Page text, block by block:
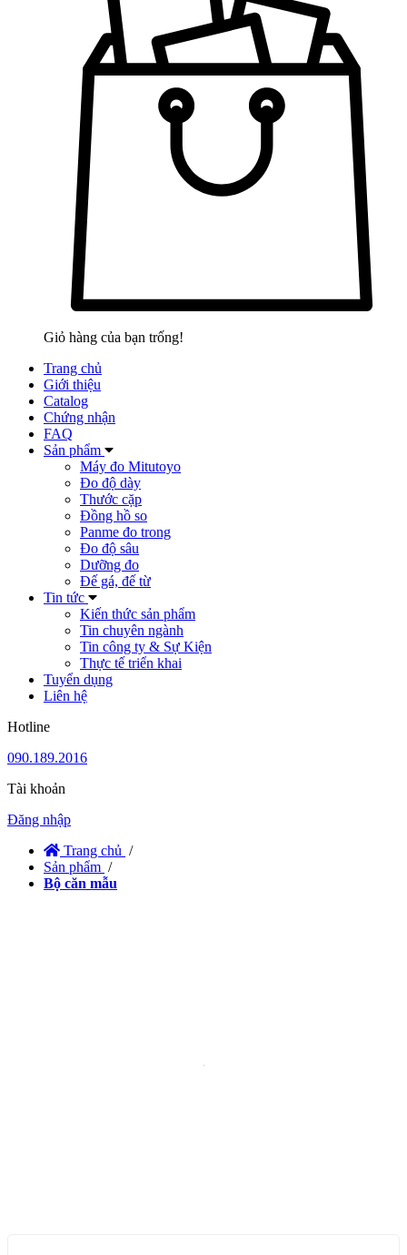
Giỏ hàng của bạn trống!
Trang chủ
Giới thiệu
Catalog
Chứng nhận
FAQ
Sản phẩm
Máy đo Mitutoyo
Đo độ dày
Thước cặp
Đồng hồ so
Panme đo trong
Đo độ sâu
Dưỡng đo
Đế gá, đế từ
Tin tức
Kiến thức sản phẩm
Tin chuyên ngành
Tin công ty & Sự Kiện
Thực tế triển khai
Tuyển dụng
Liên hệ
Hotline
090.189.2016
Tài khoản
Đăng nhập
Trang chủ /
Sản phẩm /
Bộ căn mẫu